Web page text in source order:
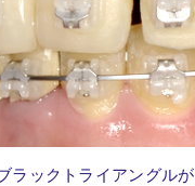
ラックトライアングルが